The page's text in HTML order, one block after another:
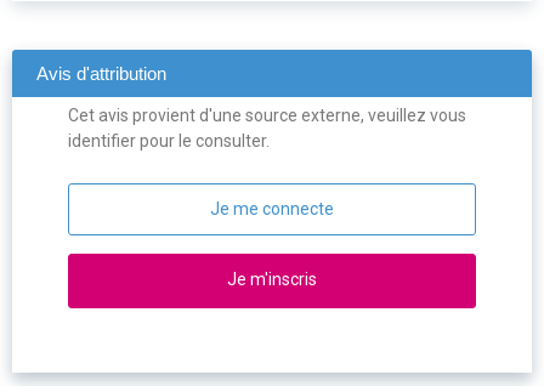
Avis d'attribution
Cet avis provient d'une source externe, veuillez vous
identifier pour le consulter.
Je me connecte
Je m'inscris